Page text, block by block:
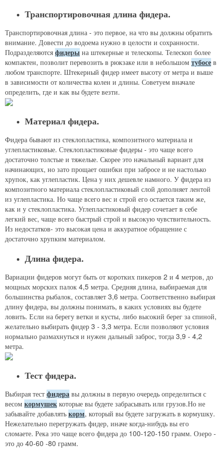
Транспортировочная длина фидера.
Транспортировочная длина - это первое, на что вы должны обратить
внимание. Довести до водоема нужно в целости и сохранности.
Подразделяются фидеры на штекерные и телескопы. Телескоп более
компактен, позволит перевозить в рюкзаке или в небольшом тубосе в
любом транспорте. Штекерный фидер имеет высоту от метра и выше
в зависимости от количества колен и длины. Советуем вначале
определить, где и как вы будете везти.
Материал фидера.
Фидера бывают из стеклопластика, композитного материала и
углепластиковые. Стеклопластиковые фидеры - это чаще всего
достаточно толстые и тяжелые. Скорее это начальный вариант для
начинающих, но зато прощает ошибки при забросе и не настолько
хрупок, как углепластик. Цена у них дешевле намного. У фидера из
композитного материала стеклопластиковый слой дополняет лентой
из углепластика. Но чаще всего вес и строй его остается таким же,
как и у стеклопластика. Углепластиковый фидер сочетает в себе
легкий вес, чаще всего быстрый строй и высокую чувствительность.
Из недостатков- это высокая цена и аккуратное обращение с
достаточно хрупким материалом.
Длина фидера.
Вариации фидеров могут быть от коротких пикеров 2 и 4 метров, до
мощных морских палок 4,5 метра. Средняя длина, выбираемая для
большинства рыбалок, составляет 3,6 метра. Соответственно выбирая
длину фидера, вы должны понимать, в каких условиях вы будете
ловить. Если на берегу ветки и кусты, либо высокий берег за спиной,
желательно выбирать фидер 3 - 3,3 метра. Если позволяют условия
нормально размахнуться и нужен дальный заброс, тогда 3,9 - 4,2
метра.
Тест фидера.
Выбирая тест фидера вы должны в первую очередь определиться с
весом кормушек которые вы будете забрасывать или грузов.Но не
забывайте добавлять корм, который вы будете загружать в кормушку.
Нежелательно перегружать фидер, иначе когда-нибудь вы его
сломаете. Река это чаще всего фидера до 100-120-150 грамм. Озеро -
это до 40-60 -80 грамм.